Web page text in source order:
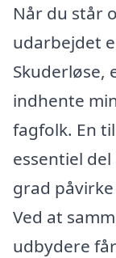
Når du står
udarbejdet
Skuderløse,
indhente
fagfolk. En
essentiel
grad
Ved at
udbydere